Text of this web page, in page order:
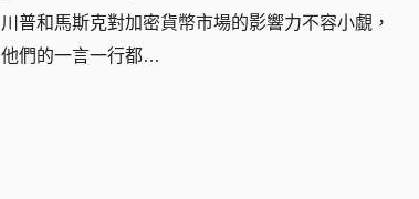
川普和馬斯克對加密貨幣市場的影響力不容小覷，
他們的一言一行都…